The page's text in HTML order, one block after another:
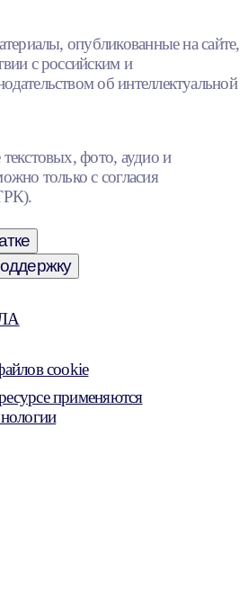
опубликованные на сайте,
с российским и
об интеллектуальной
фото, аудио и
только с согласия
cookie
применяются